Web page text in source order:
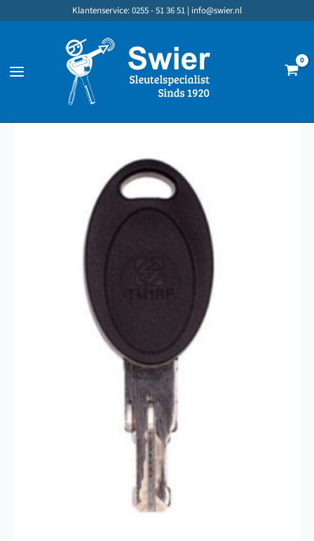
inhoud
Klantenservice: 0255 - 51 36 51 | info@swier.nl